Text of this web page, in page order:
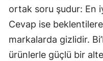
ortak soru şudur: En
Cevap ise
markalarda gizlidir.
ürünlerle güçlü bir